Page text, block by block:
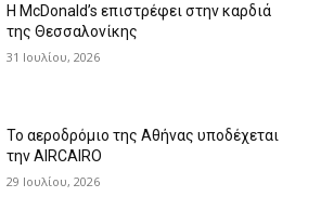
Η McDonald’s επιστρέφει στην καρδιά
της Θεσσαλονίκης
31 Ιουλίου, 2026
Το αεροδρόμιο της Αθήνας υποδέχεται
την AIRCAIRO
29 Ιουλίου, 2026